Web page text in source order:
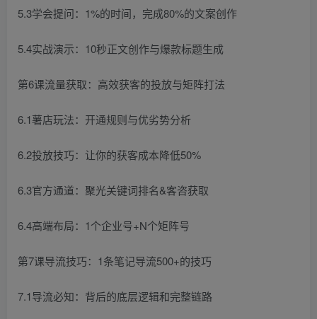
5.3学会提问：1%的时间，完成80%的文案创作
5.4实战演示：10秒正文创作与爆款标题生成
第6课流量获取：高效获客的投放与矩阵打法
6.1薯店玩法：开通规则与优劣势分析
6.2投放技巧：让你的获客成本降低50%
6.3官方通道：聚光关键词排名&客咨获取
6.4高端布局：1个企业号+N个矩阵号
第7课导流技巧：1条笔记导流500+的技巧
7.1导流必知：背后的底层逻辑和完整链路